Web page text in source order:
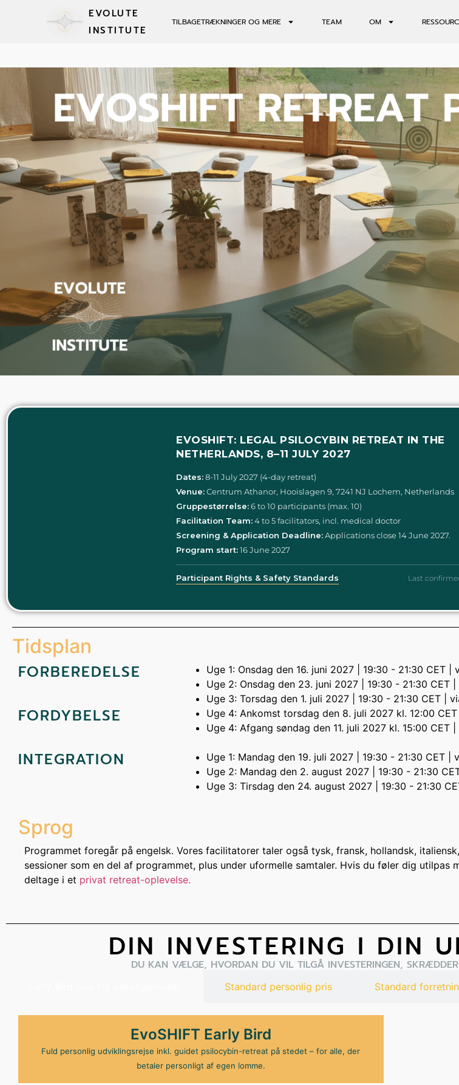
TILBAGETRÆKNINGER OG MERE TEAM OM
EVOLUTE
INSTITUTE
EVOSHIFT: LEGAL PSILOCYBIN RETREAT IN THE
NETHERLANDS, 8–11 JULY 2027
Dates:8-11 July 2027 (4-day retreat)
Venue:Centrum Athanor, Hooislagen 9, 7241 NJ Lochem, Netherlands
Gruppestørrelse:6 to 10 participants (max. 10)
Facilitation Team:4 to 5 facilitators, incl. medical doctor
Screening & Application Deadline:Applications close 14 June 2027.
Program start:16 June 2027
Participant Rights & Safety Standards Last
Tidsplan
FORBEREDELSE
Uge 1: Onsdag den 16. juni 2027 | 19:30 - 21:30 CET |
Uge 2: Onsdag den 23. juni 2027 | 19:30 - 21:30 CET
Uge 3: Torsdag den 1. juli 2027 | 19:30 - 21:30 CET |
FORDYBELSE
Uge 4: Ankomst torsdag den 8. juli 2027 kl. 12:00
Uge 4: Afgang søndag den 11. juli 2027 kl. 15:00 CET
INTEGRATION
Uge 1: Mandag den 19. juli 2027 | 19:30 - 21:30 CET |
Uge 2: Mandag den 2. august 2027 | 19:30 - 21:30
Uge 3: Tirsdag den 24. august 2027 | 19:30 - 21:30
Sprog
Programmet foregår på engelsk. Vores facilitatorer taler også tysk, fransk, hollandsk,
sessioner som en del af programmet, plus under uformelle samtaler. Hvis du føler dig utilpas
deltage i et privat retreat-oplevelse.
DIN INVESTERING I DIN
DU KAN VÆLGE, HVORDAN DU VIL TILGÅ INVESTERINGEN,
Standard personlig pris Standard
EvoSHIFT Early Bird
Fuld personlig udviklingsrejse inkl. guidet psilocybin-retreat på stedet – for alle, der
betaler personligt af egen lomme.